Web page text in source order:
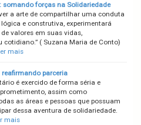
somando forças na Solidariedade
a arte de compartilhar uma conduta
e construtiva, experimentará
valores em suas vidas,
cotidiano.” ( Suzana Maria de Conto)
mais
reafirmando parceria
é exercido de forma séria e
assim como
as áreas e pessoas que possuam
dessa aventura de solidariedade.
mais